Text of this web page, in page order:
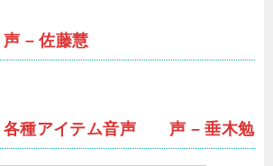
– 佐藤慧
各種アイテム音声 声 – 垂木勉